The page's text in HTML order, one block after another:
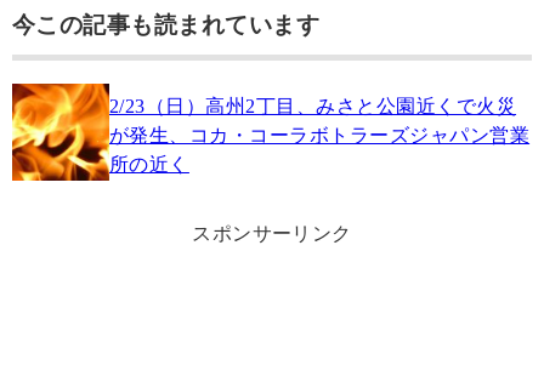
今この記事も読まれています
2/23（日）高州2丁目、みさと公園近くで火災
が発生、コカ・コーラボトラーズジャパン営業
所の近く
スポンサーリンク